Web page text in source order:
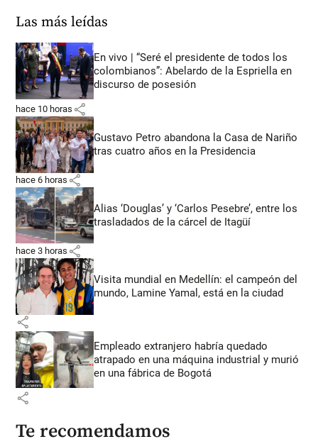
Las más leídas
En vivo | “Seré el presidente de todos los
colombianos”: Abelardo de la Espriella en
discurso de posesión
hace 10 horas share
Gustavo Petro abandona la Casa de Nariño
tras cuatro años en la Presidencia
hace 6 horas share
Alias ‘Douglas’ y ‘Carlos Pesebre’, entre los
trasladados de la cárcel de Itagüí
hace 3 horas share
Visita mundial en Medellín: el campeón del
mundo, Lamine Yamal, está en la ciudad
share
Empleado extranjero habría quedado
atrapado en una máquina industrial y murió
en una fábrica de Bogotá
share
Te recomendamos